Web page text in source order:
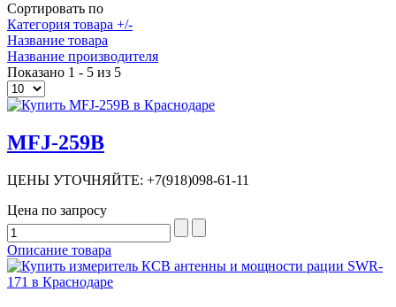
Сортировать по
Категория товара +/-
Название товара
Название производителя
Показано 1 - 5 из 5
MFJ-259B
ЦЕНЫ УТОЧНЯЙТЕ: +7(918)098-61-11
Цена по запросу
Описание товара